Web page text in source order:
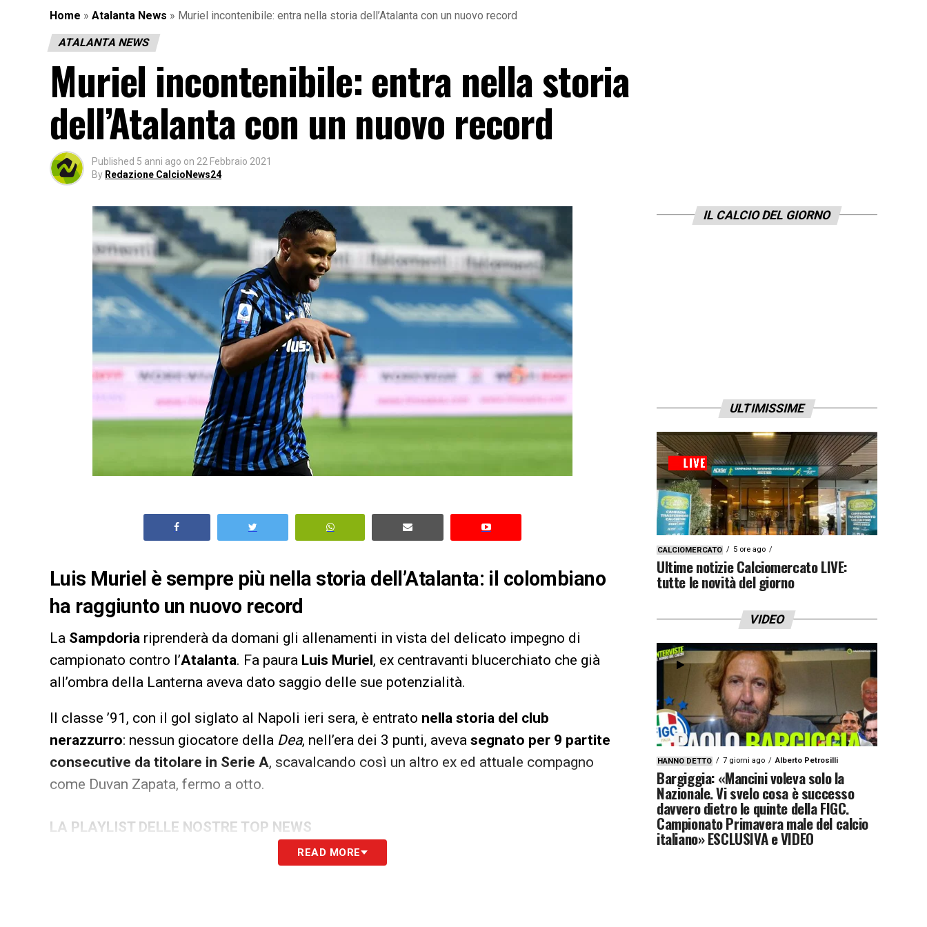
Home » Atalanta News » Muriel incontenibile: entra nella storia dell’Atalanta con un nuovo record
ATALANTA NEWS
Muriel incontenibile: entra nella storia
dell’Atalanta con un nuovo record
Published 5 anni ago on 22 Febbraio 2021
By Redazione CalcioNews24
Luis Muriel è sempre più nella storia dell’Atalanta: il colombiano
ha raggiunto un nuovo record
La Sampdoria riprenderà da domani gli allenamenti in vista del delicato impegno di
campionato contro l’Atalanta. Fa paura Luis Muriel, ex centravanti blucerchiato che già
all’ombra della Lanterna aveva dato saggio delle sue potenzialità.
Il classe ’91, con il gol siglato al Napoli ieri sera, è entrato nella storia del club
nerazzurro: nessun giocatore della Dea, nell’era dei 3 punti, aveva segnato per 9 partite
consecutive da titolare in Serie A, scavalcando così un altro ex ed attuale compagno
come Duvan Zapata, fermo a otto.
LA PLAYLIST DELLE NOSTRE TOP NEWS
READ MORE
IL CALCIO DEL GIORNO
ULTIMISSIME
CALCIOMERCATO 5 ore ago
Ultime notizie Calciomercato LIVE:
tutte le novità del giorno
VIDEO
HANNO DETTO 7 giorni ago Alberto Petrosilli
Bargiggia: «Mancini voleva solo la
Nazionale. Vi svelo cosa è successo
davvero dietro le quinte della FIGC.
Campionato Primavera male del calcio
italiano» ESCLUSIVA e VIDEO